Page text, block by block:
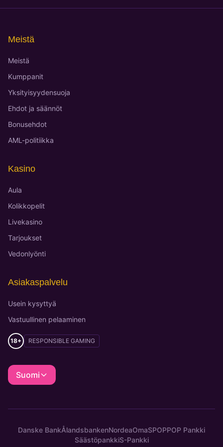
Meistä
Meistä
Kumppanit
Yksityisyydensuoja
Ehdot ja säännöt
Bonusehdot
AML-politiikka
Kasino
Aula
Kolikkopelit
Livekasino
Tarjoukset
Vedonlyönti
Asiakaspalvelu
Usein kysyttyä
Vastuullinen pelaaminen
18+ RESPONSIBLE GAMING
Suomi
Danske BankÅlandsbankenNordeaOmaSPOPPOP Pankki
SäästöpankkiS-Pankki